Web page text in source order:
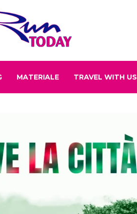
MATERIALE TRAVEL WITH US